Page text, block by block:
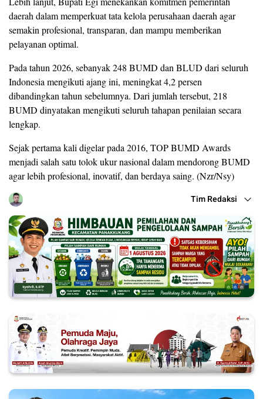
daerah dalam memperkuat tata kelola perusahaan daerah agar
semakin profesional, transparan, dan mampu memberikan
pelayanan optimal.
Pada tahun 2026, sebanyak 248 BUMD dan BLUD dari seluruh
Indonesia mengikuti ajang ini, meningkat 4,2 persen
dibandingkan tahun sebelumnya. Dari jumlah tersebut, 218
BUMD dinyatakan mengikuti seluruh tahapan penilaian secara
lengkap.
Sejak pertama kali digelar pada 2016, TOP BUMD Awards
menjadi salah satu tolok ukur nasional dalam mendorong BUMD
agar lebih profesional, inovatif, dan berdaya saing. (Nzr/Nsy)
Tim Redaksi